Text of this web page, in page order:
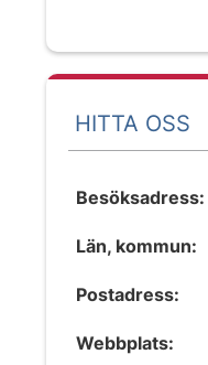
HITTA OSS
Besöksadress:
Län, kommun:
Postadress:
Webbplats: